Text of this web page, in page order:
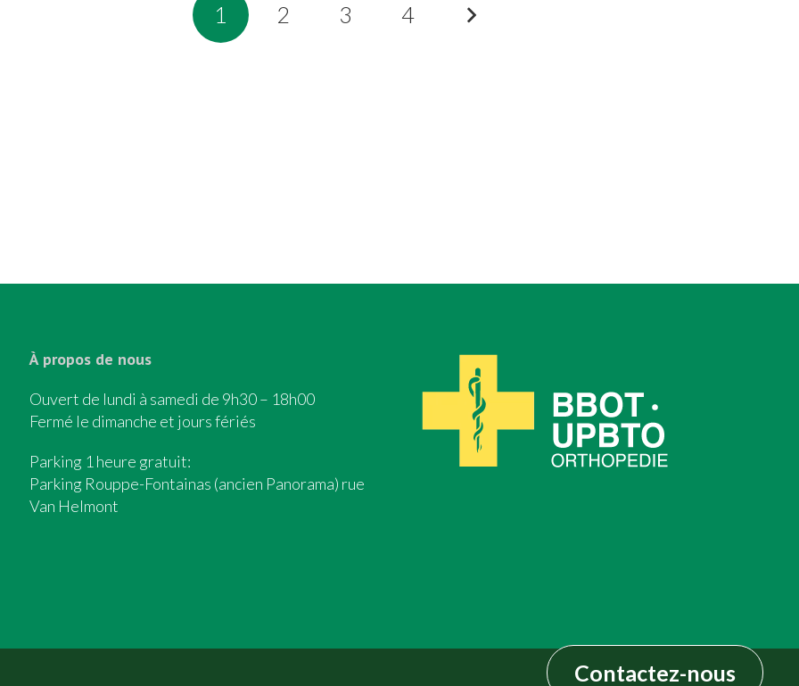
1 2 3 4
À propos de nous
Ouvert de lundi à samedi de 9h30 – 18h00
Fermé le dimanche et jours fériés
Parking 1 heure gratuit:
Parking Rouppe-Fontainas (ancien Panorama) rue
Van Helmont
Contactez-nous